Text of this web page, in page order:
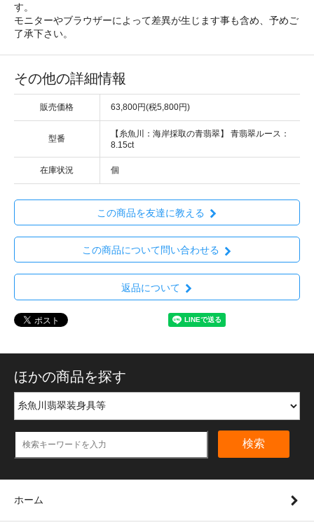
す。
モニターやブラウザーによって差異が生じます事も含め、予めご
了承下さい。
その他の詳細情報
販売価格 63,800円(税5,800円)
型番
【糸魚川：海岸採取の青翡翠】 青翡翠ルース：
8.15ct
在庫状況 個
この商品を友達に教える
この商品について問い合わせる
返品について
ほかの商品を探す
検索
ホーム